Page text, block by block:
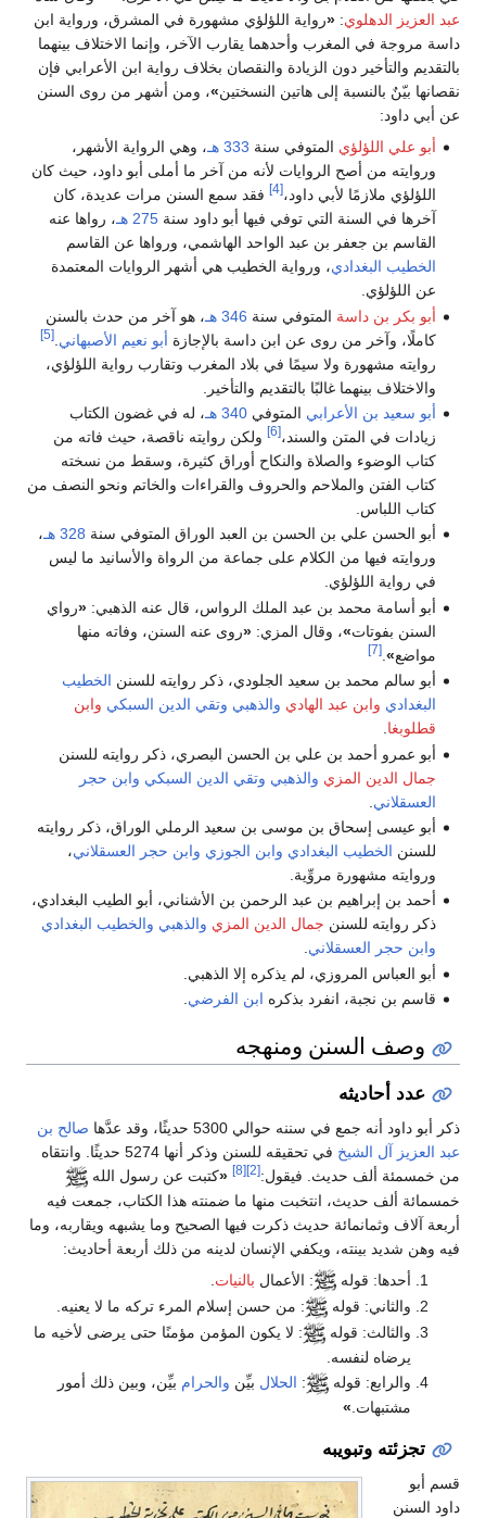
عبد العزيز الدهلوي:
«رواية اللؤلؤي مشهورة في المشرق، ورواية ابن
داسة مروجة في المغرب وأحدهما يقارب الآخر، وإنما الاختلاف بينهما
بالتقديم والتأخير دون الزيادة والنقصان بخلاف رواية ابن الأعرابي فإن
نقصانها بيّنٌ بالنسبة إلى هاتين النسختين»، ومن أشهر من روى السنن
عن أبي داود:
أبو علي اللؤلؤي المتوفي سنة 333 هـ
، وهي الرواية الأشهر،
وروايته من أصح الروايات لأنه من آخر ما أملى أبو داود، حيث كان
اللؤلؤي ملازمًا لأبي داود،[4]
فقد سمع السنن مرات عديدة، كان
آخرها في السنة التي توفي فيها أبو داود سنة275 هـ
، رواها عنه
القاسم بن جعفر بن عبد الواحد الهاشمي، ورواها عن القاسم
الخطيب البغدادي، ورواية الخطيب هي أشهر الروايات المعتمدة
عن اللؤلؤي.
أبو بكر بن داسة المتوفي سنة 346 هـ
، هو آخر من حدث بالسنن
كاملًا، وآخر من روى عن ابن داسة بالإجازة أبو نعيم الأصبهاني .
[5]
روايته مشهورة ولا سيمًا في بلاد المغرب وتقارب رواية اللؤلؤي،
والاختلاف بينهما غالبًا بالتقديم والتأخير.
أبو سعيد بن الأعرابي المتوفي340 هـ
، له في غضون الكتاب
زيادات في المتن والسند،[6]
ولكن روايته ناقصة، حيث فاته من
كتاب الوضوء والصلاة والنكاح أوراق كثيرة، وسقط من نسخته
كتاب الفتن والملاحم والحروف والقراءات والخاتم ونحو النصف من
كتاب اللباس.
أبو الحسن علي بن الحسن بن العبد الوراق المتوفي سنة 328 هـ
،
وروايته فيها من الكلام على جماعة من الرواة والأسانيد ما ليس
في رواية اللؤلؤي.
أبو أسامة محمد بن عبد الملك الرواس، قال عنه الذهبي:«رواي
السنن بفوتات»، وقال المزي:«روى عنه السنن، وفاته منها
مواضع»
.
[7]
أبو سالم محمد بن سعيد الجلودي، ذكر روايته للسنن الخطيب
البغدادي وابن عبد الهادي والذهبي وتقي الدين السبكي وابن
قطلوبغا
أبو عمرو أحمد بن علي بن الحسن البصري، ذكر روايته للسنن
جمال الدين المزي والذهبي وتقي الدين السبكي وابن حجر
العسقلاني
أبو عيسى إسحاق بن موسى بن سعيد الرملي الوراق، ذكر روايته
للسنن الخطيب البغدادي وابن الجوزي وابن حجر العسقلاني،
وروايته مشهورة مروِّية.
أحمد بن إبراهيم بن عبد الرحمن بن الأشناني، أبو الطيب البغدادي،
ذكر روايته للسنن جمال الدين المزي والذهبي والخطيب البغدادي
وابن حجر العسقلاني.
أبو العباس المروزي، لم يذكره إلا الذهبي.
قاسم بن نجبة، انفرد بذكره ابن الفرضي
وصف السنن ومنهجه
عدد أحاديثه
ذكر أبو داود أنه جمع في سننه حوالي 5300 حديثًا، وقد عدَّها
صالح بن
عبد العزيز آل الشيخ
في تحقيقه للسنن وذكر أنها 5274 حديثًا. وانتقاه
من خمسمئة ألف حديث. فيقول:[2]
[8]
«كتبت عن رسول الله
خمسمائة ألف حديث، انتخبت منها ما ضمنته هذا الكتاب، جمعت فيه
أربعة آلاف وثمانمائة حديث ذكرت فيها الصحيح وما يشبهه ويقاربه، وما
فيه وهن شديد بينته، ويكفي الإنسان لدينه من ذلك أربعة أحاديث:
أحدها: قوله
: الأعمال بالنيات
والثاني: قوله
: من حسن إسلام المرء تركه ما لا يعنيه.
والثالث: قوله
: لا يكون المؤمن مؤمنًا حتى يرضى لأخيه ما
يرضاه لنفسه.
والرابع: قوله
: الحلال بيِّن والحرام بيِّن، وبين ذلك أمور
مشتبهات. »
تجزئته وتبويبه
قسم أبو
داود السنن